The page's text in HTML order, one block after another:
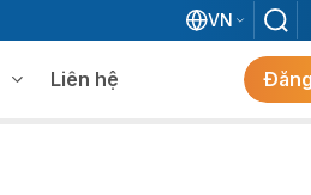
VN
Liên hệ